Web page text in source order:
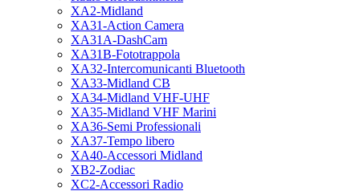
XA2-Midland
XA31-Action Camera
XA31A-DashCam
XA31B-Fototrappola
XA32-Intercomunicanti Bluetooth
XA33-Midland CB
XA34-Midland VHF-UHF
XA35-Midland VHF Marini
XA36-Semi Professionali
XA37-Tempo libero
XA40-Accessori Midland
XB2-Zodiac
XC2-Accessori Radio